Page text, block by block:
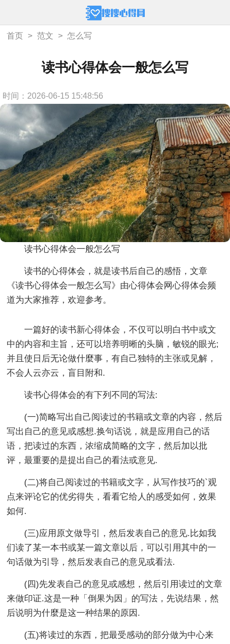
首页 > 范文 > 怎么写
读书心得体会一般怎么写
时间：2026-06-15 15:48:56
读书心得体会一般怎么写
读书的心得体会，就是读书后自己的感悟，文章
《读书心得体会一般怎么写》由心得体会网心得体会频
道为大家推荐，欢迎参考。
一篇好的读书新心得体会，不仅可以明白书中或文
中的内容和主旨，还可以培养明晰的头脑，敏锐的眼光;
并且使日后无论做什麼事，有自己独特的主张或见解，
不会人云亦云，盲目附和.
读书心得体会的有下列不同的写法:
(一)简略写出自己阅读过的书籍或文章的内容，然后
写出自己的意见或感想.换句话说，就是应用自己的话
语，把读过的东西，浓缩成简略的文字，然后加以批
评，最重要的是提出自己的看法或意见.
(二)将自己阅读过的书籍或文字，从写作技巧的`观
点来评论它的优劣得失，看看它给人的感受如何，效果
如何.
(三)应用原文做导引，然后发表自己的意见.比如我
们读了某一本书或某一篇文章以后，可以引用其中的一
句话做为引导，然后发表自己的意见或看法.
(四)先发表自己的意见或感想，然后引用读过的文章
来做印证.这是一种「倒果为因」的写法，先说结果，然
后说明为什麼是这一种结果的原因.
(五)将读过的东西，把最受感动的部分做为中心来